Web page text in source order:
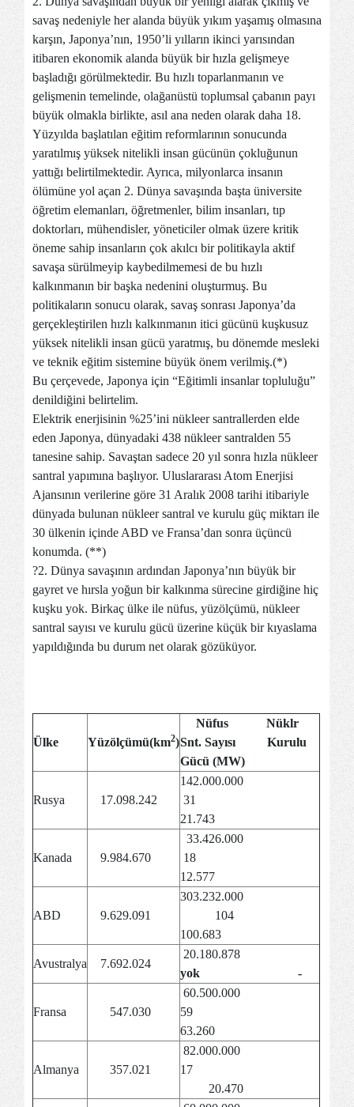
savaş nedeniyle her alanda büyük yıkım yaşamış olmasına
karşın, Japonya’nın, 1950’li yılların ikinci yarısından
itibaren ekonomik alanda büyük bir hızla gelişmeye
başladığı görülmektedir. Bu hızlı toparlanmanın ve
gelişmenin temelinde, olağanüstü toplumsal çabanın payı
büyük olmakla birlikte, asıl ana neden olarak daha 18.
Yüzyılda başlatılan eğitim reformlarının sonucunda
yaratılmış yüksek nitelikli insan gücünün çokluğunun
yattığı belirtilmektedir. Ayrıca, milyonlarca insanın
ölümüne yol açan 2. Dünya savaşında başta üniversite
öğretim elemanları, öğretmenler, bilim insanları, tıp
doktorları, mühendisler, yöneticiler olmak üzere kritik
öneme sahip insanların çok akılcı bir politikayla aktif
savaşa sürülmeyip kaybedilmemesi de bu hızlı
kalkınmanın bir başka nedenini oluşturmuş. Bu
politikaların sonucu olarak, savaş sonrası Japonya’da
gerçekleştirilen hızlı kalkınmanın itici gücünü kuşkusuz
yüksek nitelikli insan gücü yaratmış, bu dönemde mesleki
ve teknik eğitim sistemine büyük önem verilmiş.(*)
Bu çerçevede, Japonya için “Eğitimli insanlar topluluğu”
denildiğini belirtelim.
Elektrik enerjisinin %25’ini nükleer santrallerden elde
eden Japonya, dünyadaki 438 nükleer santralden 55
tanesine sahip. Savaştan sadece 20 yıl sonra hızla nükleer
santral yapımına başlıyor. Uluslararası Atom Enerjisi
Ajansının verilerine göre 31 Aralık 2008 tarihi itibariyle
dünyada bulunan nükleer santral ve kurulu güç miktarı ile
30 ülkenin içinde ABD ve Fransa’dan sonra üçüncü
konumda. (**)
?2. Dünya savaşının ardından Japonya’nın büyük bir
gayret ve hırsla yoğun bir kalkınma sürecine girdiğine hiç
kuşku yok. Birkaç ülke ile nüfus, yüzölçümü, nükleer
santral sayısı ve kurulu gücü üzerine küçük bir kıyaslama
yapıldığında bu durum net olarak gözüküyor.
Ülke Yüzölçümü(km2)
Nüfus Nüklr
Snt. Sayısı Kurulu
Gücü (MW)
Rusya 17.098.242
142.000.000
31
21.743
Kanada 9.984.670
33.426.000
18
12.577
ABD 9.629.091
303.232.000
104
100.683
Avustralya 7.692.024
20.180.878
yok -
Fransa 547.030
60.500.000
59
63.260
Almanya 357.021
82.000.000
17
20.470